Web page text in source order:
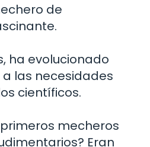
de
ha evolucionado
las necesidades
científicos.
mecheros
Eran